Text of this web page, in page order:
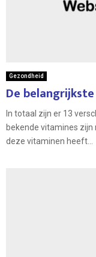
Gezondheid
De
In totaal zijn er 13
bekende vitamines zijn
deze vitaminen heeft...